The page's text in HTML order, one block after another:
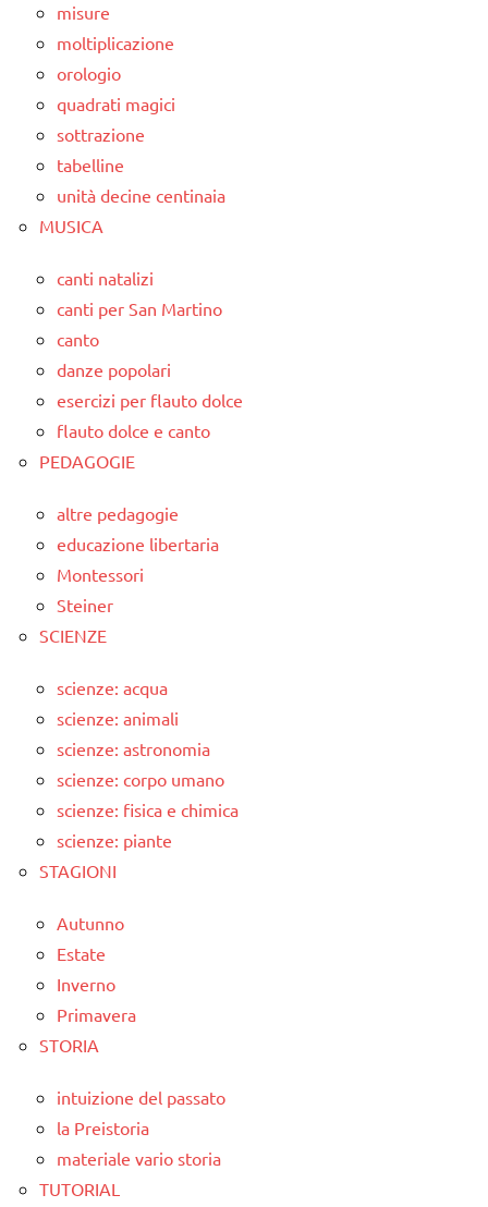
misure
moltiplicazione
orologio
quadrati magici
sottrazione
tabelline
unità decine centinaia
MUSICA
canti natalizi
canti per San Martino
canto
danze popolari
esercizi per flauto dolce
flauto dolce e canto
PEDAGOGIE
altre pedagogie
educazione libertaria
Montessori
Steiner
SCIENZE
scienze: acqua
scienze: animali
scienze: astronomia
scienze: corpo umano
scienze: fisica e chimica
scienze: piante
STAGIONI
Autunno
Estate
Inverno
Primavera
STORIA
intuizione del passato
la Preistoria
materiale vario storia
TUTORIAL